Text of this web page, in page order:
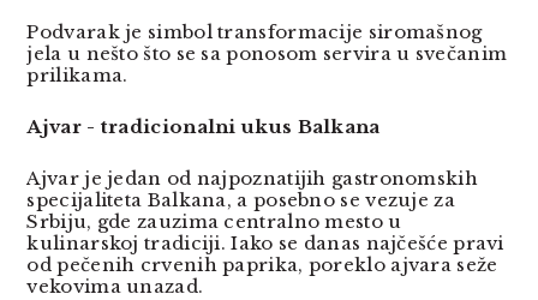
Podvarak je simbol transformacije siromašnog
jela u nešto što se sa ponosom servira u svečanim
prilikama.
Ajvar - tradicionalni ukus Balkana
Ajvar je jedan od najpoznatijih gastronomskih
specijaliteta Balkana, a posebno se vezuje za
Srbiju, gde zauzima centralno mesto u
kulinarskoj tradiciji. Iako se danas najčešće pravi
od pečenih crvenih paprika, poreklo ajvara seže
vekovima unazad.